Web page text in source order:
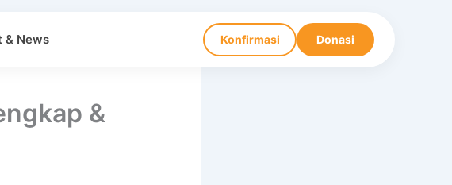
& News Konfirmasi Donasi
&